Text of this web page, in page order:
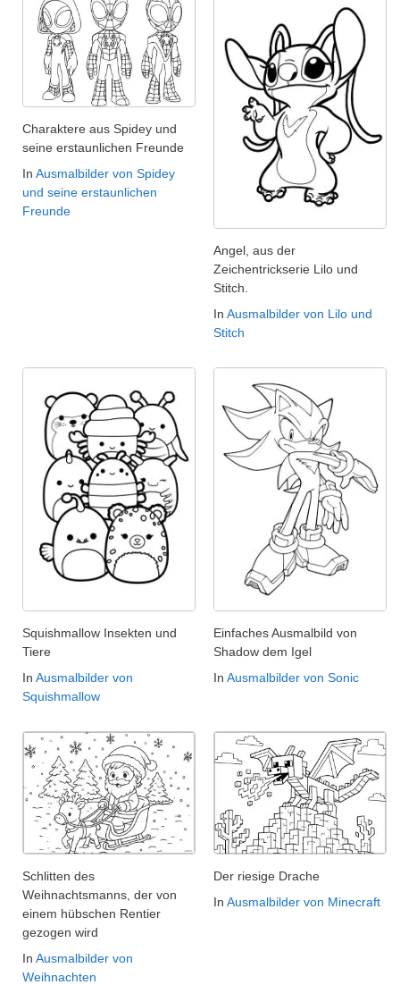
Charaktere aus Spidey und
seine erstaunlichen Freunde
In Ausmalbilder von Spidey
und seine erstaunlichen
Freunde
Angel, aus der
Zeichentrickserie Lilo und
Stitch.
In Ausmalbilder von Lilo und
Stitch
Squishmallow Insekten und
Tiere
In Ausmalbilder von
Squishmallow
Einfaches Ausmalbild von
Shadow dem Igel
In Ausmalbilder von Sonic
Schlitten des
Weihnachtsmanns, der von
einem hübschen Rentier
gezogen wird
In Ausmalbilder von
Weihnachten
Der riesige Drache
In Ausmalbilder von Minecraft